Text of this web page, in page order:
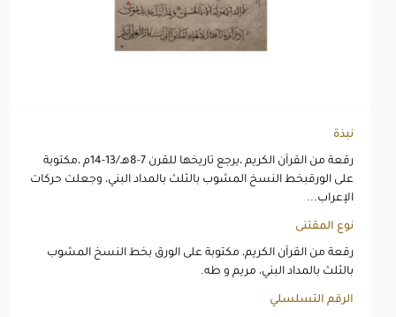
نبذة
رقعة من القرآن الكريم ،يرجع تاريخها للقرن 7-8هـ/13-14م ،مكتوبة
على الورقبخط النسخ المشوب بالثلث بالمداد البني، وجعلت حركات
الإعراب...
نوع المقتنى
رقعة من القرآن الكريم، مكتوبة على الورق بخط النسخ المشوب
بالثلث بالمداد البني، مريم و طه.
الرقم التسلسلي